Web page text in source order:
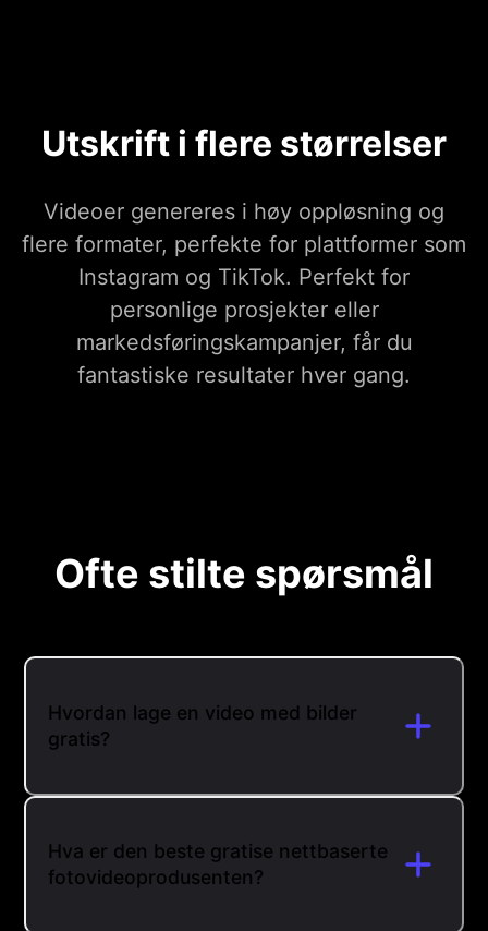
Utskrift i flere størrelser
Videoer genereres i høy oppløsning og
flere formater, perfekte for plattformer som
Instagram og TikTok. Perfekt for
personlige prosjekter eller
markedsføringskampanjer, får du
fantastiske resultater hver gang.
Ofte stilte spørsmål
Hvordan lage en video med bilder
gratis?
Hva er den beste gratise nettbaserte
fotovideoprodusenten?